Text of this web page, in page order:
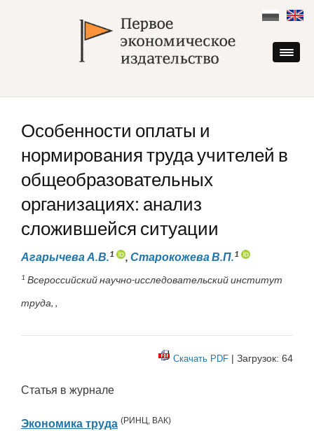
content
Особенности оплаты и
нормирования труда учителей в
общеобразовательных
организациях: анализ
сложившейся ситуации
Агарычева А.В.1 , Старокожева В.П.1
1 Всероссийский научно-исследовательский институт
труда, ,
Скачать PDF | Загрузок: 64
Статья в журнале
Экономика труда (РИНЦ, ВАК)